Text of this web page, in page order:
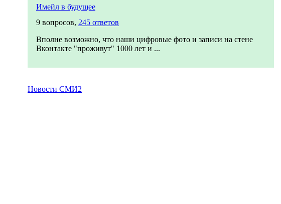
Имейл в будущее
9 вопросов, 245 ответов
Вполне возможно, что наши цифровые фото и записи на стене
Вконтакте "проживут" 1000 лет и ...
Новости СМИ2